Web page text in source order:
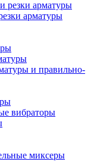
арматуры
и правильно-
вибраторы
миксеры